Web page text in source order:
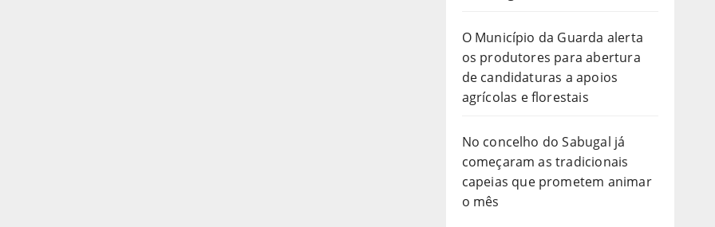
O Município da Guarda alerta
os produtores para abertura
de candidaturas a apoios
agrícolas e florestais
No concelho do Sabugal já
começaram as tradicionais
capeias que prometem animar
o mês